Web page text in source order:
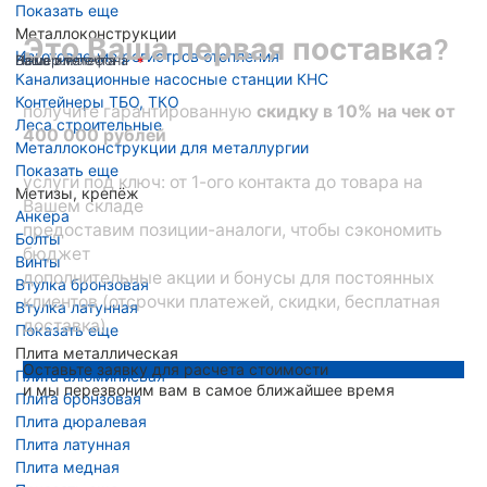
Показать еще
Металлоконструкции
Изготовление регистров отопления
Канализационные насосные станции КНС
Контейнеры ТБО, ТКО
Леса строительные
Металлоконструкции для металлургии
Показать еще
Метизы, крепёж
Анкера
Болты
Винты
Втулка бронзовая
Втулка латунная
Показать еще
Плита металлическая
Плита алюминиевая
Плита бронзовая
Плита дюралевая
Плита латунная
Плита медная
Это Ваша первая поставка?
получите гарантированную скидку в 10% на чек от
400 000 рублей
услуги под ключ: от 1-ого контакта до товара на
Вашем складе
предоставим позиции-аналоги, чтобы сэкономить
бюджет
дополнительные акции и бонусы для постоянных
клиентов (отсрочки платежей, скидки, бесплатная
доставка)
Оставьте заявку для расчета стоимости
и мы перезвоним вам в самое ближайшее время
Ваше имя
Номер телефона
Ваша эл. почта